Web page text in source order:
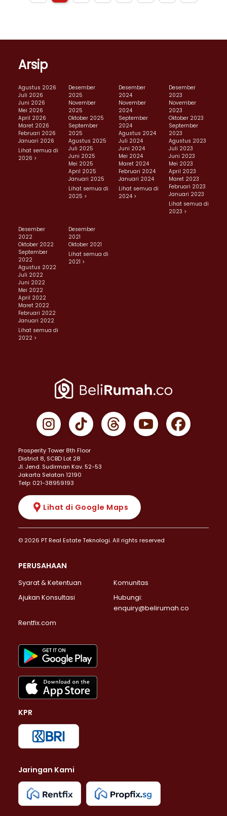
Arsip
Agustus 2026
Juli 2026
Juni 2026
Mei 2026
April 2026
Maret 2026
Februari 2026
Januari 2026
Lihat semua di
2026 >
Desember
2025
November
2025
Oktober 2025
September
2025
Agustus 2025
Juli 2025
Juni 2025
Mei 2025
April 2025
Januari 2025
Lihat semua di
2025 >
Desember
2024
November
2024
September
2024
Agustus 2024
Juli 2024
Juni 2024
Mei 2024
Maret 2024
Februari 2024
Januari 2024
Lihat semua di
2024 >
Desember
2023
November
2023
Oktober 2023
September
2023
Agustus 2023
Juli 2023
Juni 2023
Mei 2023
April 2023
Maret 2023
Februari 2023
Januari 2023
Lihat semua di
2023 >
Desember
2022
Oktober 2022
September
2022
Agustus 2022
Juli 2022
Juni 2022
Mei 2022
April 2022
Maret 2022
Februari 2022
Januari 2022
Lihat semua di
2022 >
Desember
2021
Oktober 2021
Lihat semua di
2021 >
Prosperity Tower 8th Floor
District 8, SCBD Lot 28
JI. Jend. Sudirman Kav. 52-53
Jakarta Selatan 12190
Telp: 021-38959193
Lihat di Google Maps
© 2026 PT Real Estate Teknologi. All rights reserved
PERUSAHAAN
Syarat & Ketentuan
Komunitas
Ajukan Konsultasi
Hubungi:
enquiry@belirumah.co
Rentfix.com
KPR
Jaringan Kami